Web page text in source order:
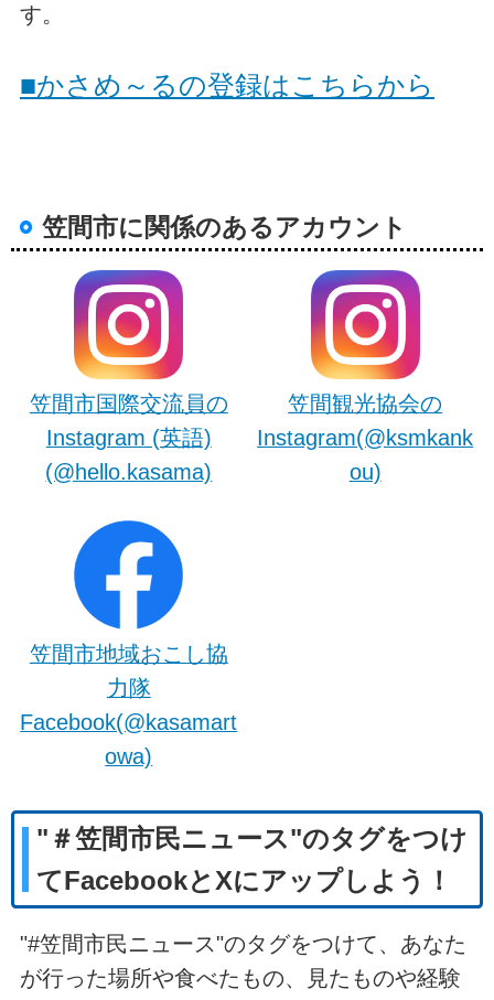
す。
■かさめ～るの登録はこちらから
笠間市に関係のあるアカウント
笠間市国際交流員の
Instagram (英語)
(@hello.kasama)
笠間観光協会の
Instagram(@ksmkank
ou)
笠間市地域おこし協
力隊
Facebook(@kasamart
owa)
"＃笠間市民ニュース"のタグをつけ
てFacebookとXにアップしよう！
"#笠間市民ニュース"のタグをつけて、あなた
が行った場所や食べたもの、見たものや経験